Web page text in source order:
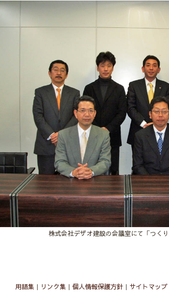
株式会社デザオ建設の会議室にて「つく
用語集 リンク集 個人情報保護方針 サイトマップ